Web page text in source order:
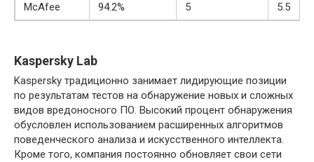
McAfee 94.2% 5 5.5
Kaspersky Lab
Kaspersky традиционно занимает лидирующие позиции
по результатам тестов на обнаружение новых и сложных
видов вредоносного ПО. Высокий процент обнаружения
обусловлен использованием расширенных алгоритмов
поведенческого анализа и искусственного интеллекта.
Кроме того, компания постоянно обновляет свои сети